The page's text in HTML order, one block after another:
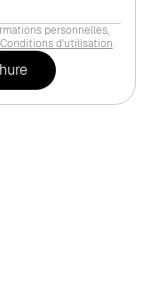
personnelles,
Conditions d'utilisation.